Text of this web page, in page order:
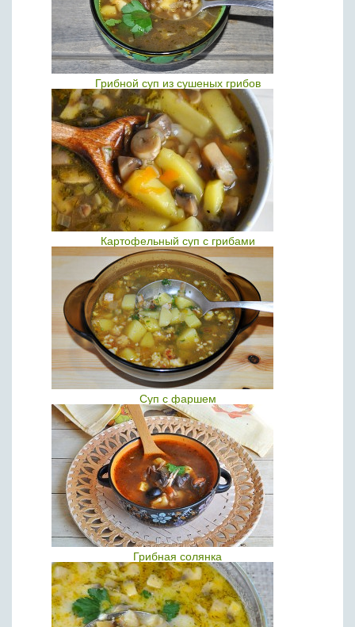
Грибной суп из сушеных грибов
Картофельный суп с грибами
Суп с фаршем
Грибная солянка